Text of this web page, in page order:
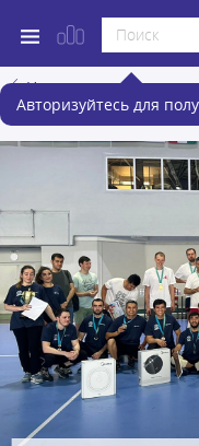
Авторизуйтесь для
Назад